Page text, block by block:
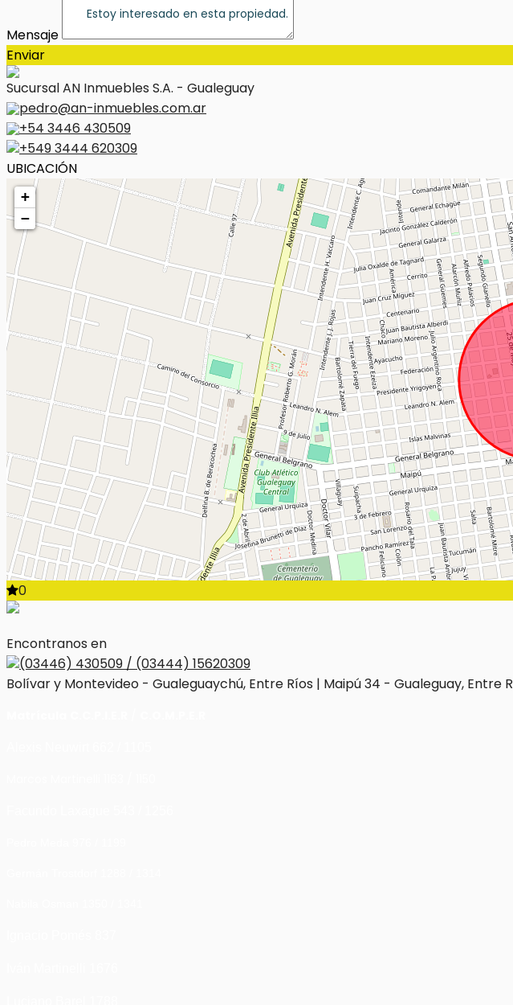
Mensaje
Enviar
Sucursal AN Inmuebles S.A. - Gualeguay
pedro@an-inmuebles.com.ar
+54 3446 430509
+549 3444 620309
UBICACIÓN
+
−
0
Encontranos en
(03446) 430509 / (03444) 15620309
Bolívar y Montevideo - Gualeguaychú, Entre Ríos | Maipú 34 - Gualeguay, Entre